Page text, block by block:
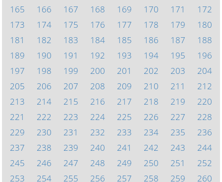
165
166 167 168 169 170 171
172
173
174 175 176 177 178 179
180
181
182 183 184 185 186 187
188
189
190 191 192 193 194 195
196
197
198 199 200 201 202 203
204
205
206 207 208 209 210 211
212
213
214 215 216 217 218 219
220
221
222 223 224 225 226 227
228
229
230 231 232 233 234 235
236
237
238 239 240 241 242 243
244
245
246 247 248 249 250 251
252
253
254 255 256 257 258 259
260